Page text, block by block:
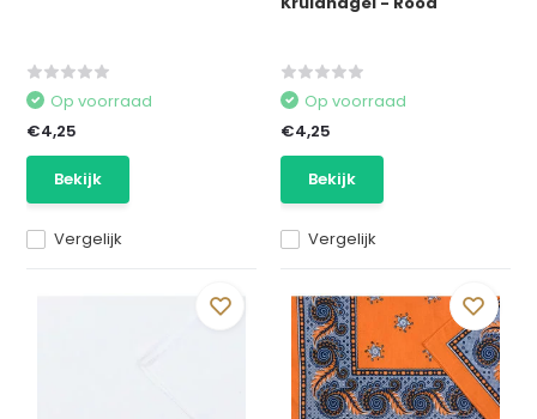
Vergelijk
Op voorraad
€4,25
Bekijk
Vergelijk
Op voorraad
€4,25
Bekijk